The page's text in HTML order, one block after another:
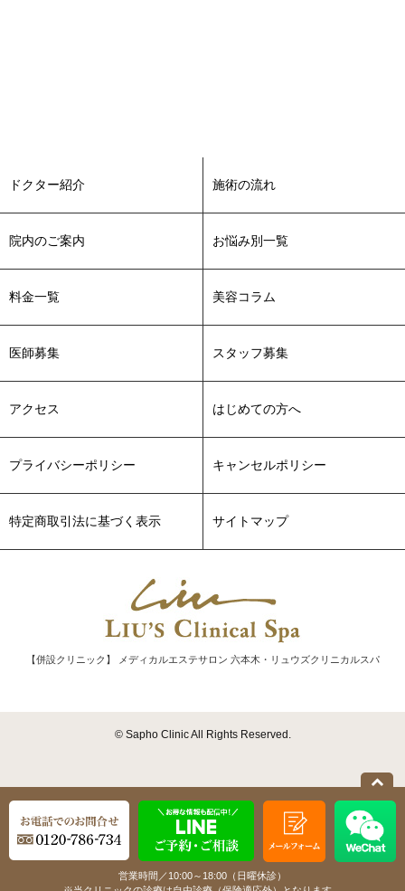
ドクター紹介 施術の流れ
院内のご案内 お悩み別一覧
料金一覧 美容コラム
医師募集 スタッフ募集
アクセス はじめての方へ
プライバシーポリシー キャンセルポリシー
特定商取引法に基づく表示 サイトマップ
【併設クリニック】 メディカルエステサロン 六本木・リュウズクリニカルスパ
営業時間／10:00～18:00（日曜休診）
© Sapho Clinic All Rights Reserved.